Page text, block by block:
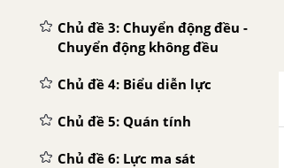
Chủ đề 3: Chuyển động đều -
Chuyển động không đều
Chủ đề 4: Biểu diễn lực
Chủ đề 5: Quán tính
Chủ đề 6: Lực ma sát